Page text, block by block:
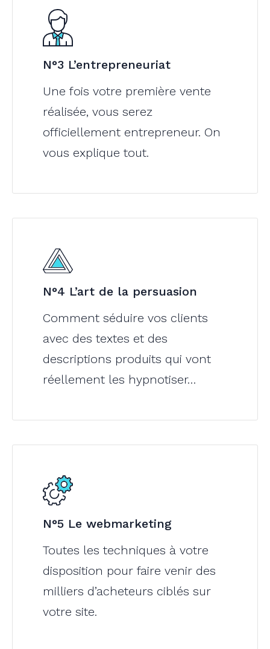
N°3 L’entrepreneuriat
Une fois votre première vente
réalisée, vous serez
officiellement entrepreneur. On
vous explique tout.
N°4 L’art de la persuasion
Comment séduire vos clients
avec des textes et des
descriptions produits qui vont
réellement les hypnotiser…
N°5 Le webmarketing
Toutes les techniques à votre
disposition pour faire venir des
milliers d’acheteurs ciblés sur
votre site.